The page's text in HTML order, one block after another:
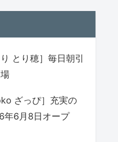
とり穂］毎日朝引
ざっぴ］充実の
年6月8日オープ